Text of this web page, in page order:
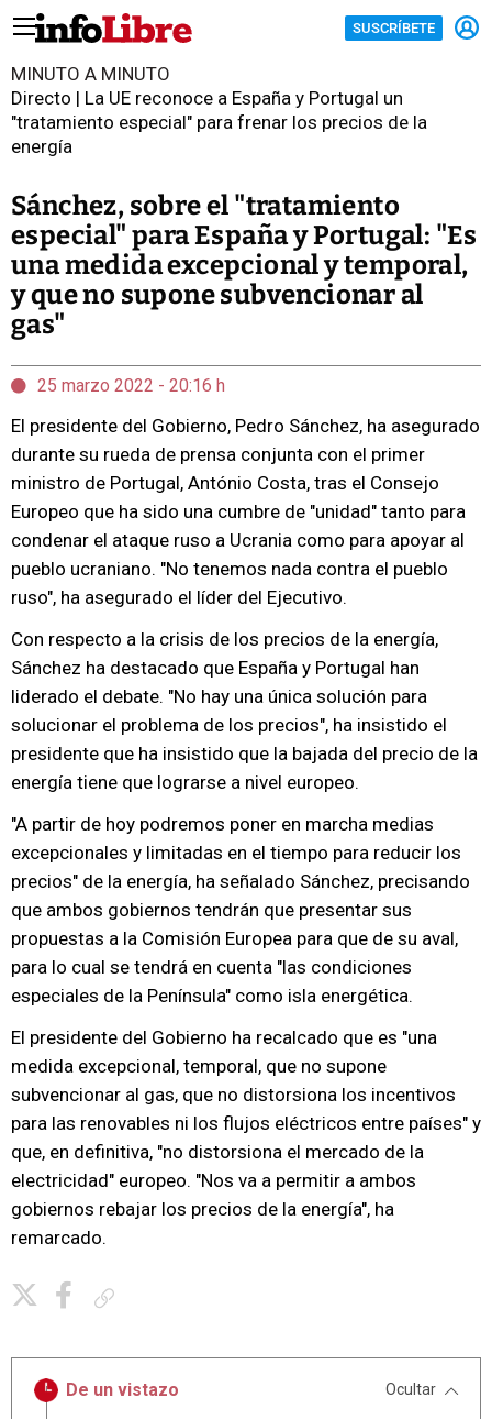
SUSCRÍBETE
MINUTO A MINUTO
Directo | La UE reconoce a España y Portugal un
"tratamiento especial" para frenar los precios de la
energía
Sánchez, sobre el "tratamiento
especial" para España y Portugal: "Es
una medida excepcional y temporal,
y que no supone subvencionar al
gas"
25 marzo 2022 - 20:16 h
El presidente del Gobierno, Pedro Sánchez, ha asegurado
durante su rueda de prensa conjunta con el primer
ministro de Portugal, António Costa, tras el Consejo
Europeo que ha sido una cumbre de "unidad" tanto para
condenar el ataque ruso a Ucrania como para apoyar al
pueblo ucraniano. "No tenemos nada contra el pueblo
ruso", ha asegurado el líder del Ejecutivo.
Con respecto a la crisis de los precios de la energía,
Sánchez ha destacado que España y Portugal han
liderado el debate. "No hay una única solución para
solucionar el problema de los precios", ha insistido el
presidente que ha insistido que la bajada del precio de la
energía tiene que lograrse a nivel europeo.
"A partir de hoy podremos poner en marcha medias
excepcionales y limitadas en el tiempo para reducir los
precios" de la energía, ha señalado Sánchez, precisando
que ambos gobiernos tendrán que presentar sus
propuestas a la Comisión Europea para que de su aval,
para lo cual se tendrá en cuenta "las condiciones
especiales de la Península" como isla energética.
El presidente del Gobierno ha recalcado que es "una
medida excepcional, temporal, que no supone
subvencionar al gas, que no distorsiona los incentivos
para las renovables ni los flujos eléctricos entre países" y
que, en definitiva, "no distorsiona el mercado de la
electricidad" europeo. "Nos va a permitir a ambos
gobiernos rebajar los precios de la energía", ha
remarcado.
De un vistazo Ocultar